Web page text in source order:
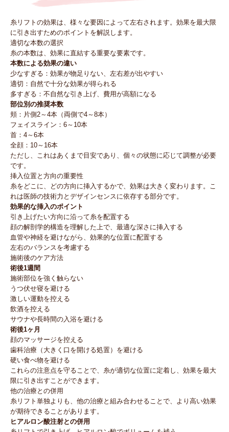
糸リフトの効果は、様々な要因によって左右されます。効果を最大限
に引き出すためのポイントを解説します。
適切な本数の選択
糸の本数は、効果に直結する重要な要素です。
本数による効果の違い
少なすぎる：効果が物足りない、左右差が出やすい
適切：自然で十分な効果が得られる
多すぎる：不自然な引き上げ、費用が高額になる
部位別の推奨本数
頬：片側2～4本（両側で4～8本）
フェイスライン：6～10本
首：4～6本
全顔：10～16本
ただし、これはあくまで目安であり、個々の状態に応じて調整が必要
です。
挿入位置と方向の重要性
糸をどこに、どの方向に挿入するかで、効果は大きく変わります。こ
れは医師の技術力とデザインセンスに依存する部分です。
効果的な挿入のポイント
引き上げたい方向に沿って糸を配置する
顔の解剖学的構造を理解した上で、最適な深さに挿入する
血管や神経を避けながら、効果的な位置に配置する
左右のバランスを考慮する
施術後のケア方法
術後1週間
施術部位を強く触らない
うつ伏せ寝を避ける
激しい運動を控える
飲酒を控える
サウナや長時間の入浴を避ける
術後1ヶ月
顔のマッサージを控える
歯科治療（大きく口を開ける処置）を避ける
硬い食べ物を避ける
これらの注意点を守ることで、糸が適切な位置に定着し、効果を最大
限に引き出すことができます。
他の治療との併用
糸リフト単独よりも、他の治療と組み合わせることで、より高い効果
が期待できることがあります。
ヒアルロン酸注射との併用